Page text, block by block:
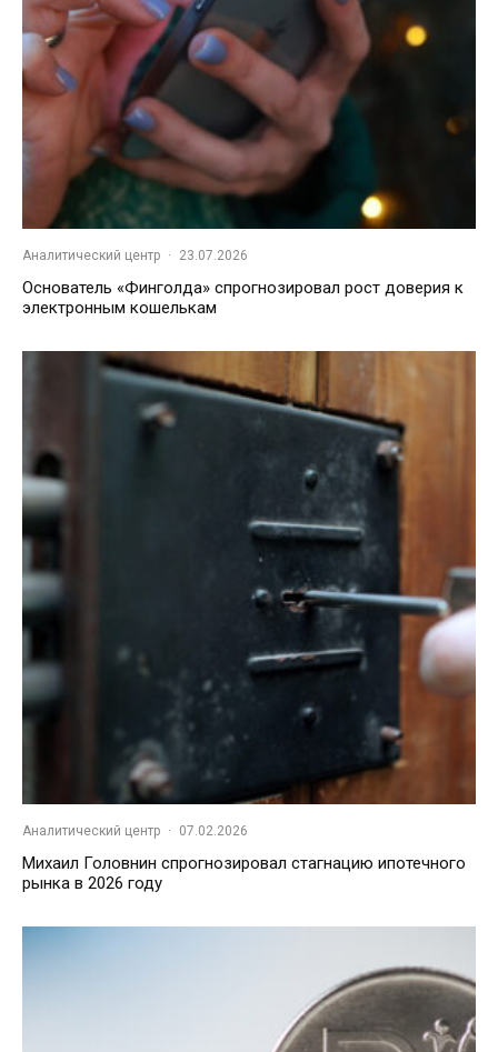
Аналитический центр · 23.07.2026
Основатель «Финголда» спрогнозировал рост доверия к
электронным кошелькам
Аналитический центр · 07.02.2026
Михаил Головнин спрогнозировал стагнацию ипотечного
рынка в 2026 году